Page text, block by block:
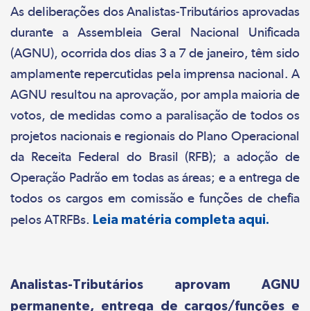
As deliberações dos Analistas-Tributários aprovadas
durante a Assembleia Geral Nacional Unificada
(AGNU), ocorrida dos dias 3 a 7 de janeiro, têm sido
amplamente repercutidas pela imprensa nacional. A
AGNU resultou na aprovação, por ampla maioria de
votos, de medidas como a paralisação de todos os
projetos nacionais e regionais do Plano Operacional
da Receita Federal do Brasil (RFB); a adoção de
Operação Padrão em todas as áreas; e a entrega de
todos os cargos em comissão e funções de chefia
pelos ATRFBs. Leia matéria completa aqui.
Analistas-Tributários aprovam AGNU
permanente, entrega de cargos/funções e